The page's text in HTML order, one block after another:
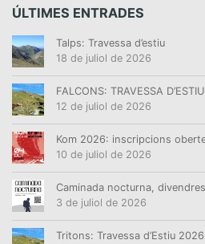
ÚLTIMES ENTRADES
Talps: Travessa d’estiu
18 de juliol de 2026
FALCONS: TRAVESSA
12 de juliol de 2026
Kom 2026: inscripcions
10 de juliol de 2026
Caminada nocturna,
3 de juliol de 2026
Tritons: Travessa d’Estiu